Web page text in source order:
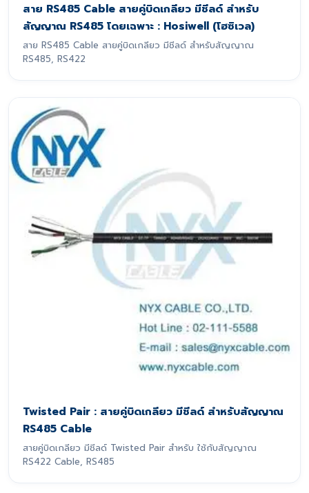
สาย RS485 Cable สายคู่บิดเกลียว มีชีลด์ สำหรับ
สัญญาณ RS485 โดยเฉพาะ : Hosiwell (โฮซิเวล)
สาย RS485 Cable สายคู่บิดเกลียว มีชีลด์ สำหรับสัญญาณ
RS485, RS422
Twisted Pair : สายคู่บิดเกลียว มีชีลด์ สำหรับสัญญาณ
RS485 Cable
สายคู่บิดเกลียว มีชีลด์ Twisted Pair สำหรับ ใช้กับสัญญาณ
RS422 Cable, RS485